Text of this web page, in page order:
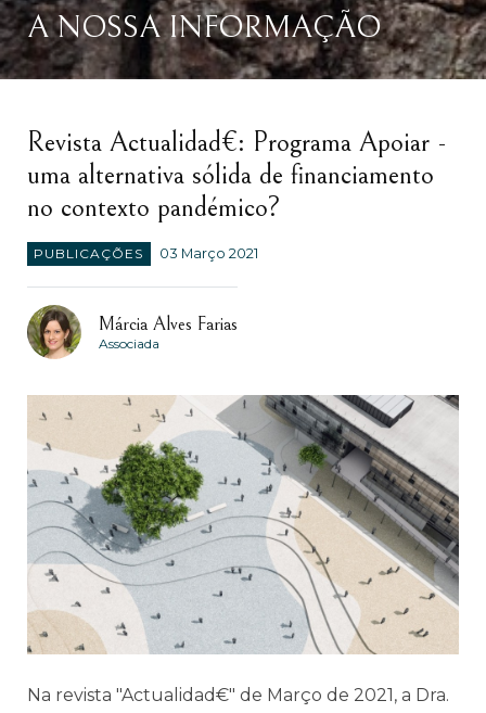
A NOSSA INFORMAÇÃO
Revista Actualidad€: Programa Apoiar -
uma alternativa sólida de financiamento
no contexto pandémico?
PUBLICAÇÕES 03 Março 2021
Márcia Alves Farias
Associada
Na revista "Actualidad€" de Março de 2021, a Dra.